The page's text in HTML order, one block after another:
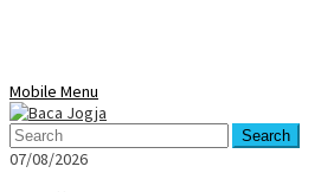
Mobile Menu
Search
07/08/2026